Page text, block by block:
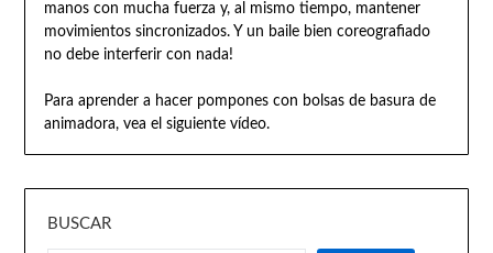
manos con mucha fuerza y, al mismo tiempo, mantener
movimientos sincronizados. Y un baile bien coreografiado
no debe interferir con nada!
Para aprender a hacer pompones con bolsas de basura de
animadora, vea el siguiente vídeo.
BUSCAR